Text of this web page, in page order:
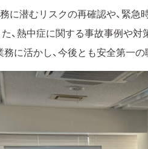
に潜むリスクの再確認や、緊
、熱中症に関する事故事例や
に活かし、今後とも安全第一